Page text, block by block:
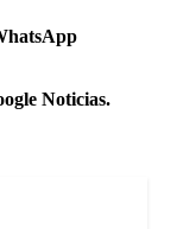
Noticias.